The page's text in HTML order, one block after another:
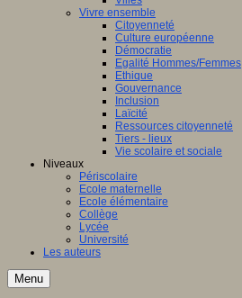
Vivre ensemble
Citoyenneté
Culture européenne
Démocratie
Egalité Hommes/Femmes
Ethique
Gouvernance
Inclusion
Laïcité
Ressources citoyenneté
Tiers - lieux
Vie scolaire et sociale
Niveaux
Périscolaire
Ecole maternelle
Ecole élémentaire
Collège
Lycée
Université
Les auteurs
Menu